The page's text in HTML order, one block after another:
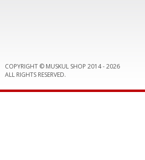
COPYRIGHT © MUSKUL SHOP 2014 -2026
ALL RIGHTS RESERVED.